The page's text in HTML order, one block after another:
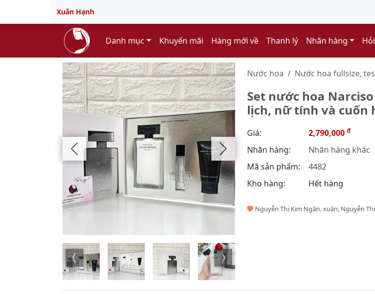
Xuân Hạnh
Danh mục Khuyến mãi Hàng mới về Thanh lý Nhãn hàng
Nước hoa Nước hoa fullsize,
Set nước hoa
lịch, nữ tính và cuốn
Giá: 2,790,000 đ
Nhãn hàng:
Nhãn hàng khác
Mã sản phẩm:
4482
Kho hàng:
Hết hàng
Nguyễn Thị Kim Ngân, xuân, Nguyễn